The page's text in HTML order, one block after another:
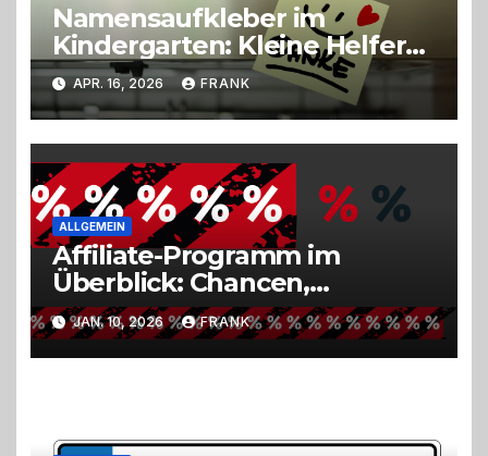
Namensaufkleber im
Kindergarten: Kleine Helfer
gegen das große Chaos
APR. 16, 2026 FRANK
ALLGEMEIN
Affiliate-Programm im
Überblick: Chancen,
Herausforderungen und
Zukunft
JAN. 10, 2026 FRANK